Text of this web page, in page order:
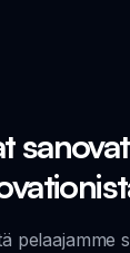
pelaajamme